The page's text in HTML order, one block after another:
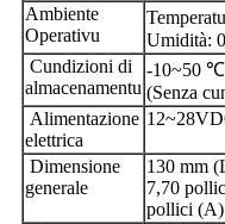
Ambiente
Operativu
Umidità:
Cundizioni di
almacenamentu
-10~50
(Senza
Alimentazione
elettrica
Dimensione
generale
130 mm
7,70
pollici (A)